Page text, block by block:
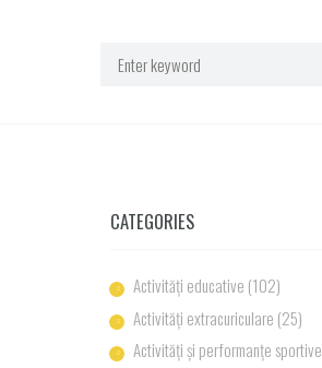
CATEGORIES
Activități educative (102)
Activități extracuriculare (25)
Activități și performanțe sportive